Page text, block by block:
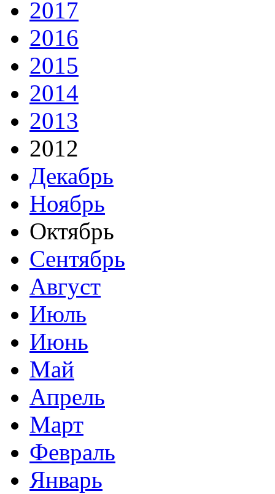
2017
2016
2015
2014
2013
2012
Декабрь
Ноябрь
Октябрь
Сентябрь
Август
Июль
Июнь
Май
Апрель
Март
Февраль
Январь